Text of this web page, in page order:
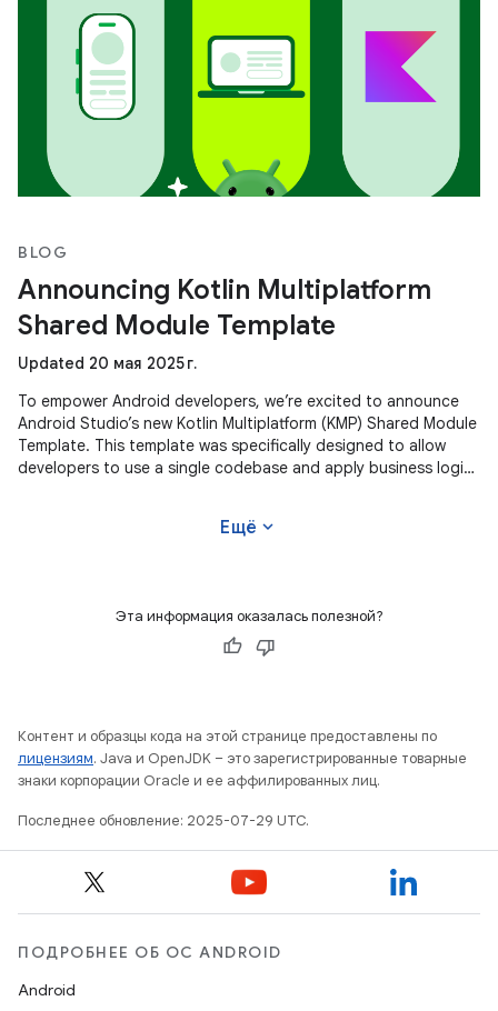
BLOG
Announcing Kotlin Multiplatform
Shared Module Template
Updated 20 мая 2025 г.
To empower Android developers, we’re excited to announce
Android Studio’s new Kotlin Multiplatform (KMP) Shared Module
Template. This template was specifically designed to allow
developers to use a single codebase and apply business logic
Ещё expand_more
Эта информация оказалась полезной?
Контент и образцы кода на этой странице предоставлены по
лицензиям. Java и OpenJDK – это зарегистрированные товарные
знаки корпорации Oracle и ее аффилированных лиц.
Последнее обновление: 2025-07-29 UTC.
ПОДРОБНЕЕ ОБ ОС ANDROID
Android